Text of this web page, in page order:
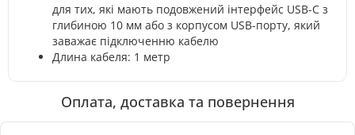
для тих, які мають подовжений інтерфейс USB-C з
глибиною 10 мм або з корпусом USB-порту, який
заважає підключенню кабелю
Длина кабеля: 1 метр
Оплата, доставка та повернення